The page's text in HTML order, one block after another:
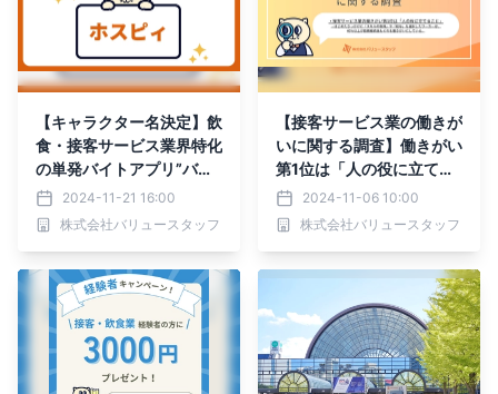
【キャラクター名決定】飲
食・接客サービス業界特化
の単発バイトアプリ”バリ
プラ”のキャラクター名が
決定しました！
2024-11-21 16:00
株式会社バリュースタッフ
【接客サービス業の働きが
いに関する調査】働きがい
第1位は「人の役に立てる
こと」。スキルや給与を重
要視するワーカーは、勤務
継続後もそれを働きがいに
2024-11-06 10:00
株式会社バリュースタッフ